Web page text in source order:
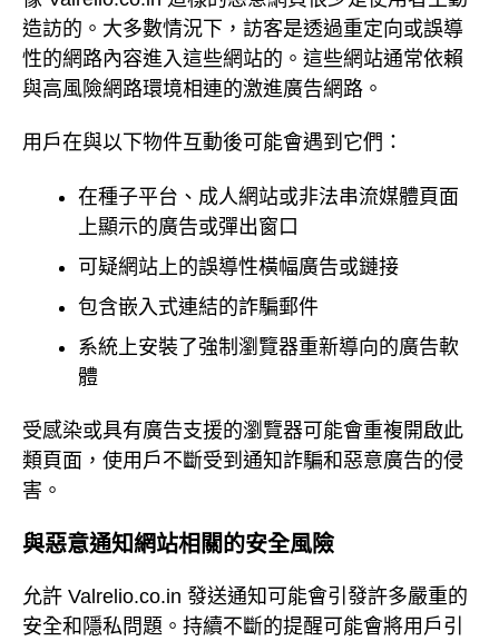
造訪的。大多數情況下，訪客是透過重定向或誤導
性的網路內容進入這些網站的。這些網站通常依賴
與高風險網路環境相連的激進廣告網路。
用戶在與以下物件互動後可能會遇到它們：
在種子平台、成人網站或非法串流媒體頁面
上顯示的廣告或彈出窗口
可疑網站上的誤導性橫幅廣告或鏈接
包含嵌入式連結的詐騙郵件
系統上安裝了強制瀏覽器重新導向的廣告軟
體
受感染或具有廣告支援的瀏覽器可能會重複開啟此
類頁面，使用戶不斷受到通知詐騙和惡意廣告的侵
害。
與惡意通知網站相關的安全風險
允許 Valrelio.co.in 發送通知可能會引發許多嚴重的
安全和隱私問題。持續不斷的提醒可能會將用戶引